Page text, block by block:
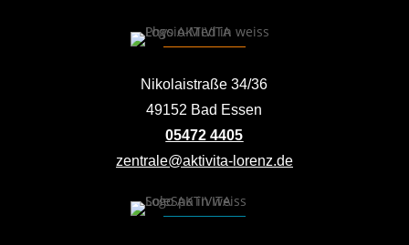
Nikolaistraße 34/36
49152 Bad Essen
05472 4405
zentrale@aktivita-lorenz.de